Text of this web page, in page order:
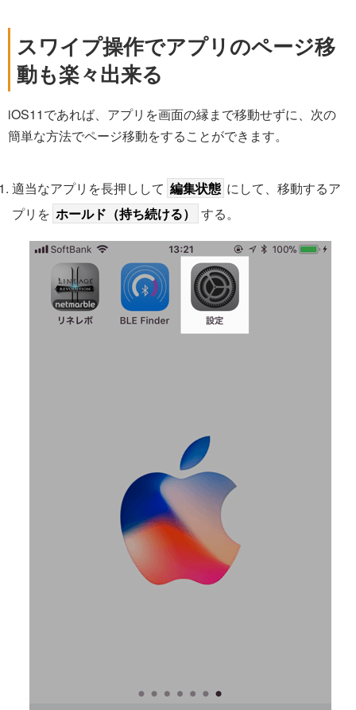
スワイプ操作でアプリのページ移
動も楽々出来る
iOS11であれば、アプリを画面の縁まで移動せずに、次の
簡単な方法でページ移動をすることができます。
適当なアプリを長押しして 編集状態 にして、移動するア
プリを ホールド（持ち続ける） する。